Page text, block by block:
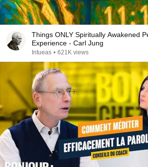
Things ONLY Spiritually Awakened
Experience - Carl Jung
Intueas • 621K views